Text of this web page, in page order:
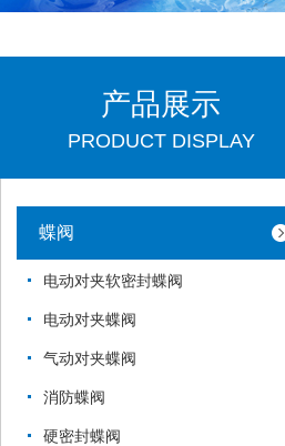
产品展示
PRODUCT DISPLAY
蝶阀
电动对夹软密封蝶阀
电动对夹蝶阀
气动对夹蝶阀
消防蝶阀
硬密封蝶阀